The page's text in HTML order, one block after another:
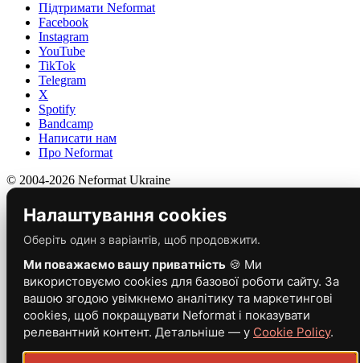
Підтримати Neformat
Facebook
Instagram
YouTube
TikTok
Telegram
X
Spotify
Bandcamp
Написати нам
Про Neformat
© 2004-2026 Neformat Ukraine
Налаштування cookies
Оберіть один з варіантів, щоб продовжити.
Ми поважаємо вашу приватність 🍪 Ми
використовуємо cookies для базової роботи сайту. За
вашою згодою увімкнемо аналітику та маркетингові
cookies, щоб покращувати Neformat і показувати
релевантний контент. Детальніше — у Cookie Policy.